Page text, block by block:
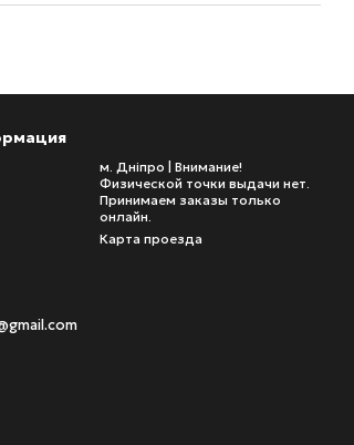
м. Дніпро | Внимание!
Физической точки выдачи нет.
Принимаем заказы только
онлайн.
Карта проезда